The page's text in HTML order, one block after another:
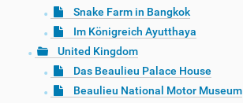
Snake Farm in Bangkok
Im Königreich Ayutthaya
United Kingdom
Das Beaulieu Palace House
Beaulieu National Motor Museum